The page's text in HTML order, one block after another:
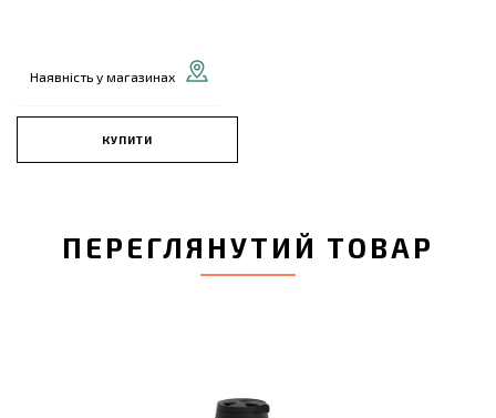
Наявність у магазинах
КУПИТИ
ПЕРЕГЛЯНУТИЙ ТОВАР